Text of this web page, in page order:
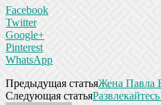
Facebook
Twitter
Google+
Pinterest
WhatsApp
Предыдущая статьяЖена Павла
Следующая статья